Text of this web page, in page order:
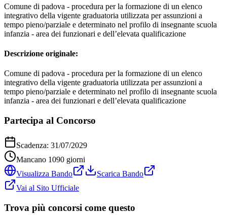
Comune di padova - procedura per la formazione di un elenco
integrativo della vigente graduatoria utilizzata per assunzioni a
tempo pieno/parziale e determinato nel profilo di insegnante scuola
infanzia - area dei funzionari e dell’elevata qualificazione
Descrizione originale:
Comune di padova - procedura per la formazione di un elenco
integrativo della vigente graduatoria utilizzata per assunzioni a
tempo pieno/parziale e determinato nel profilo di insegnante scuola
infanzia - area dei funzionari e dell’elevata qualificazione
Partecipa al Concorso
Scadenza: 31/07/2029
Mancano 1090 giorni
Visualizza Bando
Scarica Bando
Vai al Sito Ufficiale
Trova più concorsi come questo